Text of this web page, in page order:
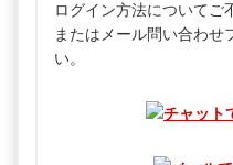
ログイン方法についてご
またはメール問い合わせ
い。